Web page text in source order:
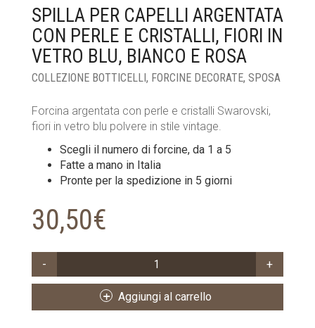
SPILLA PER CAPELLI ARGENTATA
CON PERLE E CRISTALLI, FIORI IN
VETRO BLU, BIANCO E ROSA
COLLEZIONE BOTTICELLI, FORCINE DECORATE, SPOSA
Forcina argentata con perle e cristalli Swarovski,
fiori in vetro blu polvere in stile vintage.
Scegli il numero di forcine, da 1 a 5
Fatte a mano in Italia
Pronte per la spedizione in 5 giorni
30,50€
PER
Aggiungi al carrello